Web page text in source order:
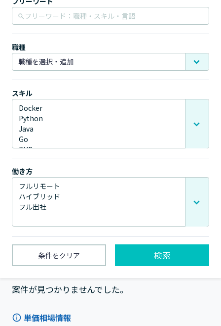
職種
スキル
働き方
条件をクリア 検索
1〜0件 / 全0件
案件が見つかりませんでした。
単価相場情報